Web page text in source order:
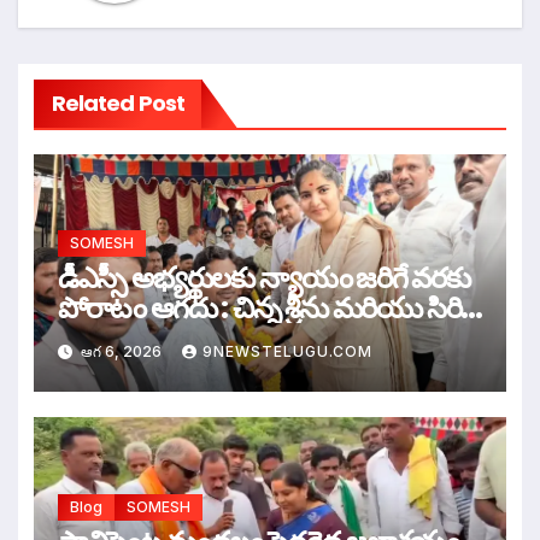
Related Post
SOMESH
డీఎస్సీ అభ్యర్థులకు న్యాయం జరిగే వరకు
పోరాటం ఆగదు : చిన్న శ్రీను మరియు సిరి
సహస్ర
ఆగ 6, 2026 9NEWSTELUGU.COM
Blog SOMESH